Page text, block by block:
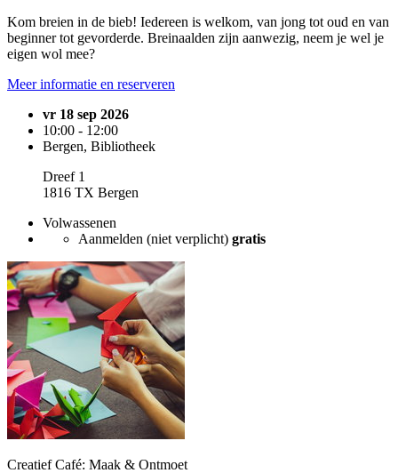
Kom breien in de bieb! Iedereen is welkom, van jong tot oud en van
beginner tot gevorderde. Breinaalden zijn aanwezig, neem je wel je
eigen wol mee?
Meer informatie en reserveren
vr 18 sep 2026
10:00 - 12:00
Bergen, Bibliotheek
Dreef 1
1816 TX Bergen
Volwassenen
Aanmelden (niet verplicht) gratis
Creatief Café: Maak & Ontmoet